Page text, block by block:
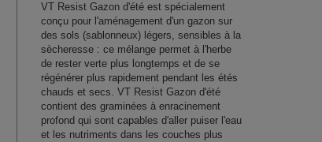
VT Resist Gazon d'été est spécialement
conçu pour l'aménagement d'un gazon sur
des sols (sablonneux) légers, sensibles à la
sècheresse : ce mélange permet à l'herbe
de rester verte plus longtemps et de se
régénérer plus rapidement pendant les étés
chauds et secs. VT Resist Gazon d'été
contient des graminées à enracinement
profond qui sont capables d'aller puiser l'eau
et les nutriments dans les couches plus